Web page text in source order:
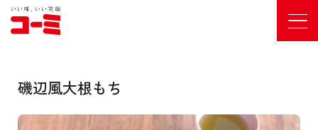
磯辺風大根もち